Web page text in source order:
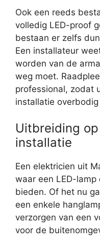
Ook een reeds
volledig LED-proof
bestaan er zelfs
Een installateur
worden van de
weg moet.
professional, zodat
installatie
Uitbreiding
installatie
Een elektricien uit
waar een LED-
bieden. Of het nu
een enkele
verzorgen van een
voor de